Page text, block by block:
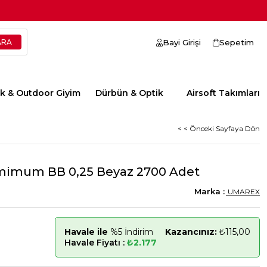
& Outdoor Giyim Dürbün & Optik Airsoft Takımları
Sepetim
Bayi Girişi
< < Önceki Sayfaya Dön
BB 0,25 Beyaz 2700 Adet
UMAREX
Havale ile %5 İndirim Kazancınız: ₺115,00
Havale Fiyatı : ₺2.177